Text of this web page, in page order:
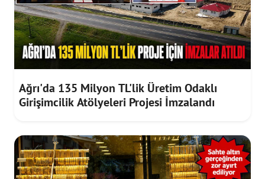
Ağrı'da 135 Milyon TL'lik Üretim Odaklı
Girişimcilik Atölyeleri Projesi İmzalandı